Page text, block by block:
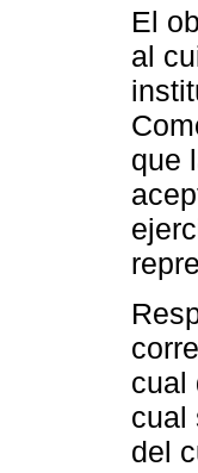
El
al
que
cual
cual
del